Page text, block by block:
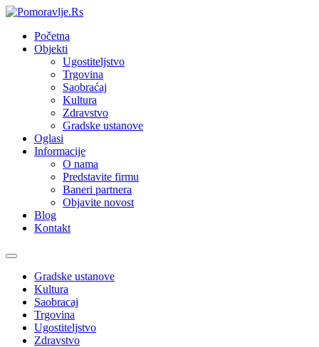
Početna
Objekti
Ugostiteljstvo
Trgovina
Saobraćaj
Kultura
Zdravstvo
Gradske ustanove
Oglasi
Informacije
O nama
Predstavite firmu
Baneri partnera
Objavite novost
Blog
Kontakt
Toggle
navigationGradske ustanove
Kultura
Saobracaj
Trgovina
Ugostiteljstvo
Zdravstvo